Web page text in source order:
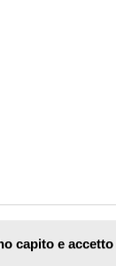
capito e accetto